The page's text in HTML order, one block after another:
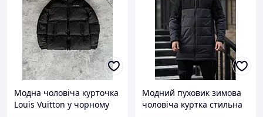
Модна чоловіча курточка
Louis Vuitton у чорному
Модний пуховик зимова
чоловіча куртка стильна